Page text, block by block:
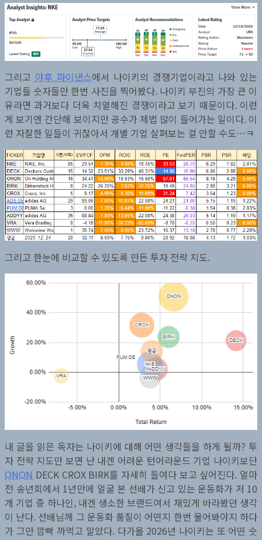
그리고 야후 파이낸스에서 나이키의 경쟁기업이라고 나와 있는
기업들 숫자들만 한번 사진을 찍어봤다. 나이키 부진의 가장 큰 이
유라면 과거보다 더욱 치열해진 경쟁이라고 보기 때문이다. 이런
게 보기엔 간단해 보이지만 공수가 제법 많이 들어가는 일이다. 이
런 자잘한 일들이 귀찮아서 개별 기업 살펴보는 걸 안할 수도…ㅋ
그리고 한눈에 비교할 수 있도록 만든 투자 전략 지도.
내 글을 읽은 독자는 나이키에 대해 어떤 생각들을 하게 될까? 투
자 전략 지도만 보면 난 내겐 어려운 턴어라운드 기업 나이키보단
ONON DECK CROX BIRK를 자세히 들여다 보고 싶어진다. 얼마
전 송년회에서 1년만에 얼굴 본 선배가 신고 있는 운동화가 저 10
개 기업 중 하나인, 내겐 생소한 브랜드여서 재밌게 바라봤던 생각
이 난다. 선배님께 그 운동화 품질이 어떤지 한번 물어봐야지 하다
가 그만 깜빡 까먹고 말았다. 다가올 2026년 나이키는 또 어떤 숫